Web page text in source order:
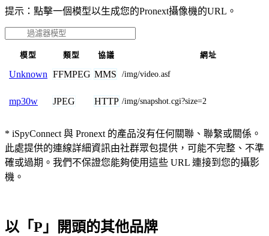
提示：點擊一個模型以生成您的Pronext攝像機的URL。
模型 類型 協議 網址
Unknown FFMPEG MMS /img/video.asf
mp30w JPEG HTTP /img/snapshot.cgi?size=2
* iSpyConnect 與 Pronext 的產品沒有任何關聯、聯繫或關係。
此處提供的連線詳細資訊由社群眾包提供，可能不完整、不準
確或過期。我們不保證您能夠使用這些 URL 連接到您的攝影
機。
以「P」開頭的其他品牌